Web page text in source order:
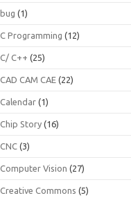
bug (1)
C Programming (12)
C/ C++ (25)
CAD CAM CAE (22)
Calendar (1)
Chip Story (16)
CNC (3)
Computer Vision (27)
Creative Commons (5)